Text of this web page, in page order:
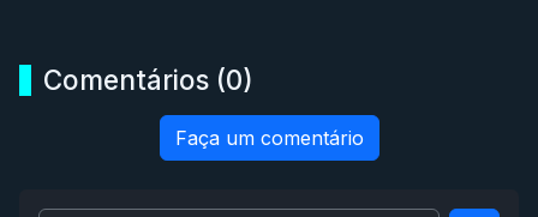
Comentários (0)
Faça um comentário